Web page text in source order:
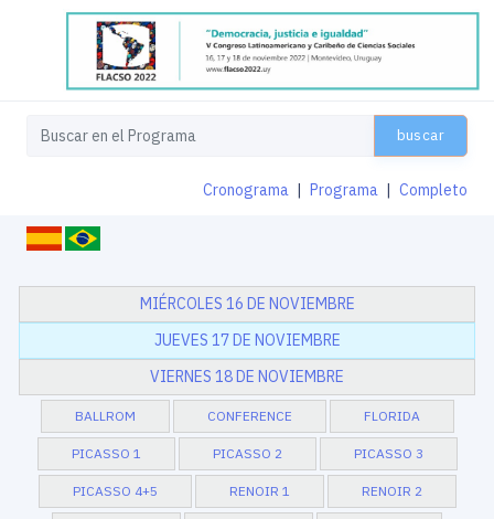
buscar
Cronograma | Programa | Completo
MIÉRCOLES 16 DE NOVIEMBRE
JUEVES 17 DE NOVIEMBRE
VIERNES 18 DE NOVIEMBRE
BALLROM CONFERENCE FLORIDA
PICASSO 1 PICASSO 2 PICASSO 3
PICASSO 4+5 RENOIR 1 RENOIR 2